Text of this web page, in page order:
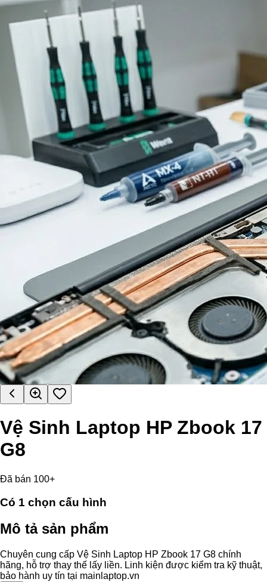
Vệ Sinh Laptop HP Zbook 17
G8
Đã bán 100+
Có 1 chọn cấu hình
Mô tả sản phẩm
Chuyên cung cấp Vệ Sinh Laptop HP Zbook 17 G8 chính
hãng, hỗ trợ thay thế lấy liền. Linh kiện được kiểm tra kỹ thuật,
bảo hành uy tín tại mainlaptop.vn